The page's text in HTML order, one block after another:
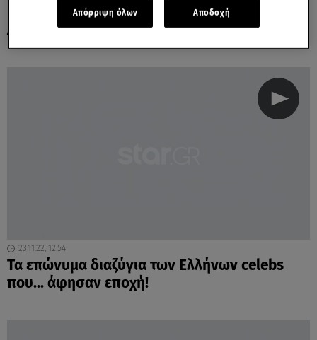
Ερωτευμένος ο Μιχάλης Μουρούτσος -
Αυτή είναι η σύντροφος του
23.11.22, 12:54
Τα επώνυμα διαζύγια των Ελλήνων celebs
που... άφησαν εποχή!
Απόρριψη όλων Αποδοχή